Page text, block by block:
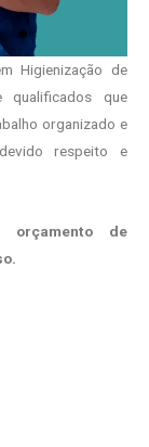
Higienização de
qualificados que
organizado e
respeito e
orçamento de